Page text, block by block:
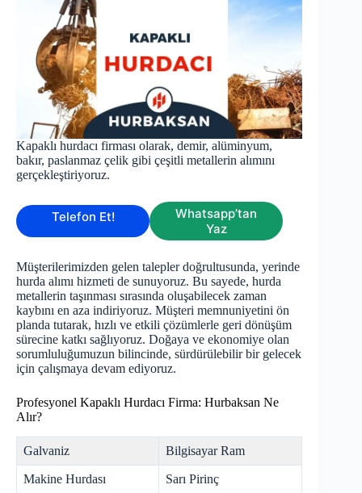
Kapaklı hurdacı firması olarak, demir, alüminyum,
bakır, paslanmaz çelik gibi çeşitli metallerin alımını
gerçekleştiriyoruz.
Telefon Et!
Whatsapp’tan
Yaz
Müşterilerimizden gelen talepler doğrultusunda, yerinde
hurda alımı hizmeti de sunuyoruz. Bu sayede, hurda
metallerin taşınması sırasında oluşabilecek zaman
kaybını en aza indiriyoruz. Müşteri memnuniyetini ön
planda tutarak, hızlı ve etkili çözümlerle geri dönüşüm
sürecine katkı sağlıyoruz. Doğaya ve ekonomiye olan
sorumluluğumuzun bilincinde, sürdürülebilir bir gelecek
için çalışmaya devam ediyoruz.
Profesyonel Kapaklı Hurdacı Firma: Hurbaksan Ne
Alır?
Galvaniz Bilgisayar Ram
Makine Hurdası Sarı Pirinç